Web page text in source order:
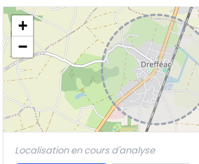
+
−
Localisation en cours d'analyse